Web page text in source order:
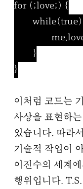
for (;love;) {
while(true)
}
}
이처럼 코드는
사상을 표현하
있습니다. 따라
기술적 작업이
이진수의 세계
행위입니다.